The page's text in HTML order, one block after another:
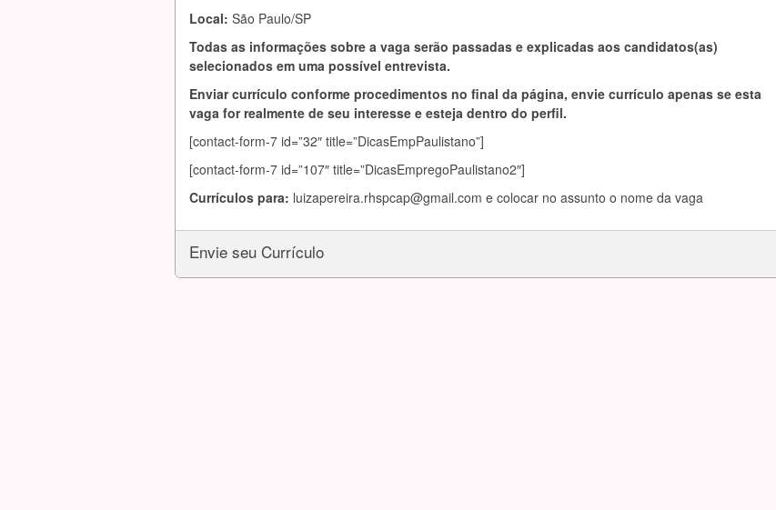
Local: São Paulo/SP
Todas as informações sobre a vaga serão passadas e explicadas aos candidatos(as)
selecionados em uma possível entrevista.
Enviar currículo conforme procedimentos no final da página, envie currículo apenas se esta
vaga for realmente de seu interesse e esteja dentro do perfil.
[contact-form-7 id=”32″ title=”DicasEmpPaulistano”]
[contact-form-7 id=”107″ title=”DicasEmpregoPaulistano2″]
Currículos para: luizapereira.rhspcap@gmail.com e colocar no assunto o nome da vaga
Envie seu Currículo